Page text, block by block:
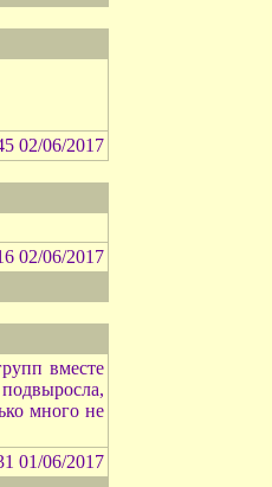
02/06/2017
02/06/2017
вместе
много не
01/06/2017